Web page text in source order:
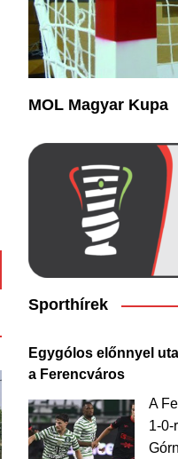
MOL Magyar Kupa
Sporthírek
Egygólos előnnyel
a Ferencváros
A
1-0-